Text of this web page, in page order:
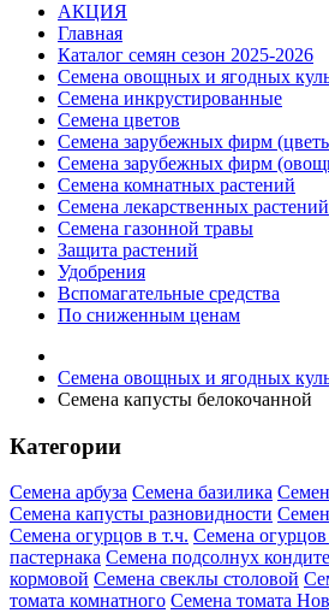
АКЦИЯ
Главная
Каталог семян сезон 2025-2026
Семена овощных и ягодных
Семена инкрустированные
Семена цветов
Семена зарубежных фирм
Семена зарубежных фирм
Семена комнатных растений
Семена лекарственных растений
Семена газонной травы
Защита растений
Удобрения
Вспомагательные средства
По сниженным ценам
Семена овощных и ягодных
Семена капусты белокочанной
Категории
Семена арбуза Семена базилика
Семена капусты разновидности
Семена огурцов в т.ч. Семена
пастернака Семена подсолнух
кормовой Семена свеклы столовой
томата комнатного Семена томата